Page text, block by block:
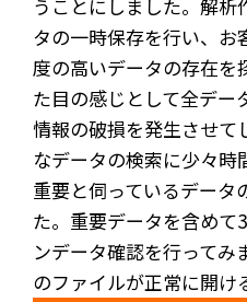
うことにしました。解析
タの一時保存を行い、お
度の高いデータの存在を
た目の感じとして全デー
情報の破損を発生させて
なデータの検索に少々
重要と伺っているデータ
た。重要データを含めて
ンデータ確認を行ってみ
のファイルが正常に開け